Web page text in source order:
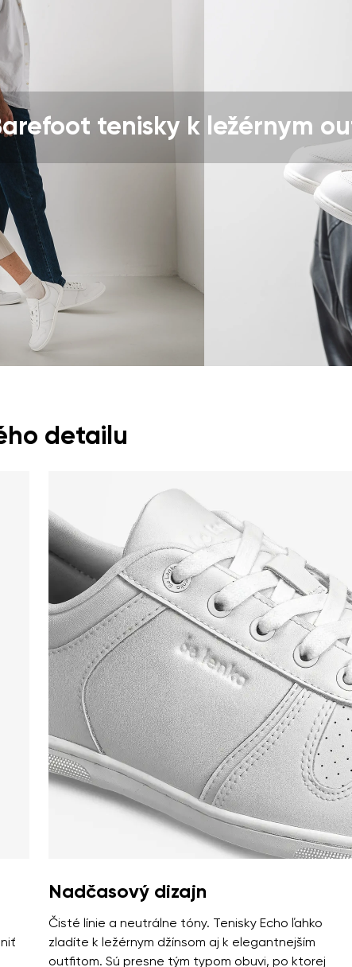
tenisky k ležérnym
detailu
Nadčasový dizajn
Čisté línie a neutrálne tóny. Tenisky Echo ľahko
zladíte k ležérnym džínsom aj k elegantnejším
outfitom. Sú presne tým typom obuvi, po ktorej
spracovaním zadaných osobných údajov v zmysle
Pridať hodnotenie